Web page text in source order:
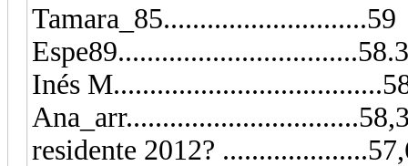
Tamara_85............................59
Inés
residente 2012?